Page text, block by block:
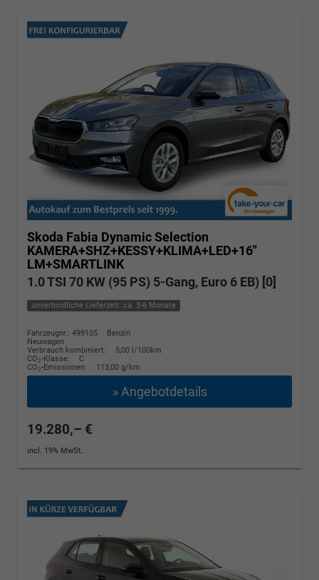
Skoda Fabia Dynamic Selection
KAMERA+SHZ+KESSY+KLIMA+LED+16"
LM+SMARTLINK
1.0 TSI 70 KW (95 PS) 5-Gang, Euro 6 EB) [0]
unverbindliche Lieferzeit: ca. 3-6 Monate
Fahrzeugnr.: 499105
Benzin
Neuwagen
Verbrauch kombiniert:
5,00 l/100km
CO2-Klasse:
C
CO2-Emissionen: 113,00 g/km
» Angebotdetails
19.280,– €
incl. 19% MwSt.